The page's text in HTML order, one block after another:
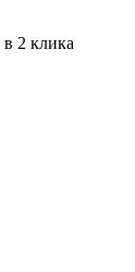
2 клика